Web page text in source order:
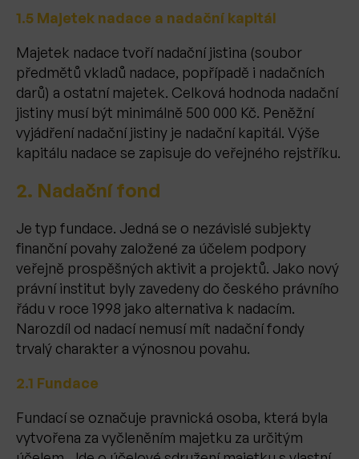
1.5 Majetek nadace a nadační kapitál
Majetek nadace tvoří nadační jistina (soubor
předmětů vkladů nadace, popřípadě i nadačních
darů) a ostatní majetek. Celková hodnoda nadační
jistiny musí být minimálně 500 000 Kč. Peněžní
vyjádření nadační jistiny je nadační kapitál. Výše
kapitálu nadace se zapisuje do veřejného rejstříku.
2. Nadační fond
Je typ fundace. Jedná se o nezávislé subjekty
finanční povahy založené za účelem podpory
veřejně prospěšných aktivit a projektů. Jako nový
právní institut byly zavedeny do českého právního
řádu v roce 1998 jako alternativa k nadacím.
Narozdíl od nadací nemusí mít nadační fondy
trvalý charakter a výnosnou povahu.
2.1 Fundace
Fundací se označuje pravnická osoba, která byla
vytvořena za vyčleněním majetku za určitým